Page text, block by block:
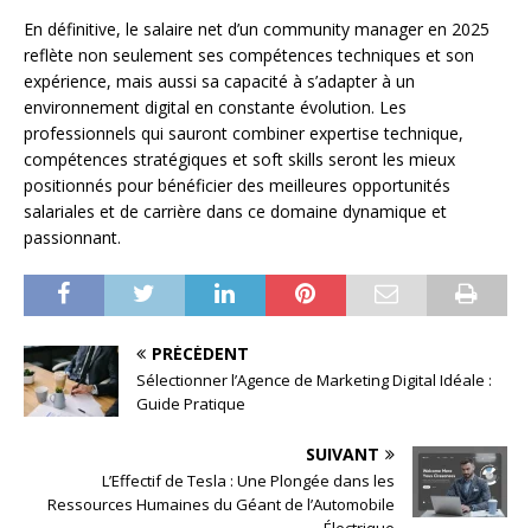
En définitive, le salaire net d’un community manager en 2025
reflète non seulement ses compétences techniques et son
expérience, mais aussi sa capacité à s’adapter à un
environnement digital en constante évolution. Les
professionnels qui sauront combiner expertise technique,
compétences stratégiques et soft skills seront les mieux
positionnés pour bénéficier des meilleures opportunités
salariales et de carrière dans ce domaine dynamique et
passionnant.
PRÉCÉDENT
Sélectionner l’Agence de Marketing Digital Idéale :
Guide Pratique
SUIVANT
L’Effectif de Tesla : Une Plongée dans les
Ressources Humaines du Géant de l’Automobile